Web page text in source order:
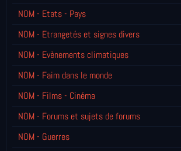
NOM - Etats - Pays
NOM - Etrangetés et signes divers
NOM - Evènements climatiques
NOM - Faim dans le monde
NOM - Films - Cinéma
NOM - Forums et sujets de forums
NOM - Guerres